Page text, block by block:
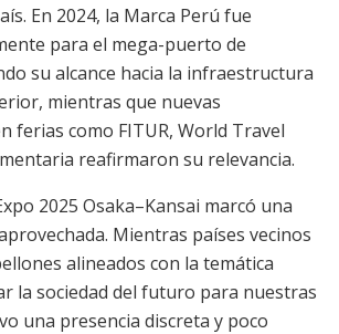
En 2024, la Marca Perú fue
para el mega-puerto de
su alcance hacia la infraestructura
mientras que nuevas
ferias como FITUR, World Travel
reafirmaron su relevancia.
2025 Osaka–Kansai marcó una
Mientras países vecinos
alineados con la temática
la sociedad del futuro para nuestras
una presencia discreta y poco